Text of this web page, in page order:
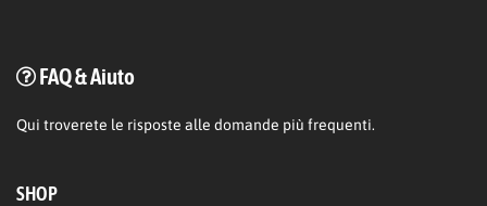
FAQ & Aiuto
Qui troverete le risposte alle domande più frequenti.
SHOP